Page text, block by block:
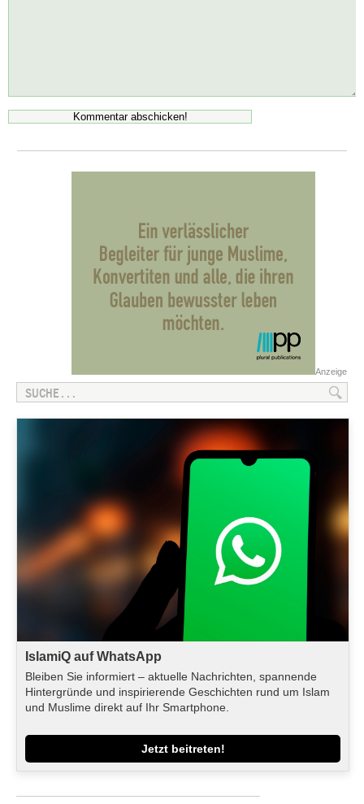
Anzeige
IslamiQ auf WhatsApp
Bleiben Sie informiert – aktuelle Nachrichten, spannende
Hintergründe und inspirierende Geschichten rund um Islam
und Muslime direkt auf Ihr Smartphone.
Jetzt beitreten!